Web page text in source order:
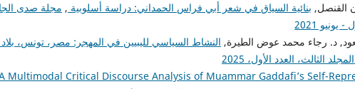
القنصل, بنائية السياق في شعر أبي فراس الحمداني: دراسة أسلوبية , مجلة صدى
2021
د. رجاء محمد عوض الطيرة, النشاط السياسي لليبيين في المهجر: مصر، تونس،
الثالث، العدد الأول، 2025
Multimodal Critical Discourse Analysis of Muammar Gaddafi’s Self-